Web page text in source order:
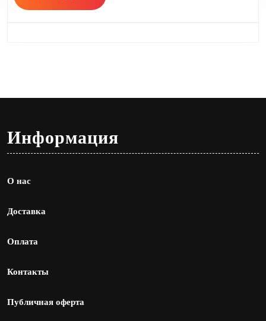
Далее
Информация
О нас
Доставка
Оплата
Контакты
Публичная оферта